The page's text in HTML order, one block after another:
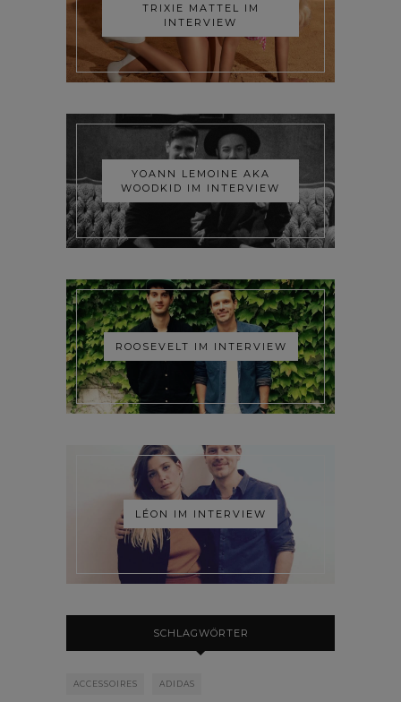
TRIXIE MATTEL IM
INTERVIEW
YOANN LEMOINE AKA
WOODKID IM INTERVIEW
ROOSEVELT IM INTERVIEW
LÉON IM INTERVIEW
SCHLAGWÖRTER
ACCESSOIRES ADIDAS